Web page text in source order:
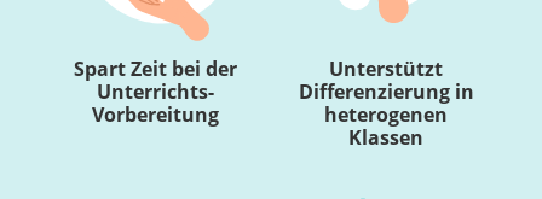
Spart Zeit bei der
Unterrichts-
Vorbereitung
Unterstützt
Differenzierung in
heterogenen
Klassen